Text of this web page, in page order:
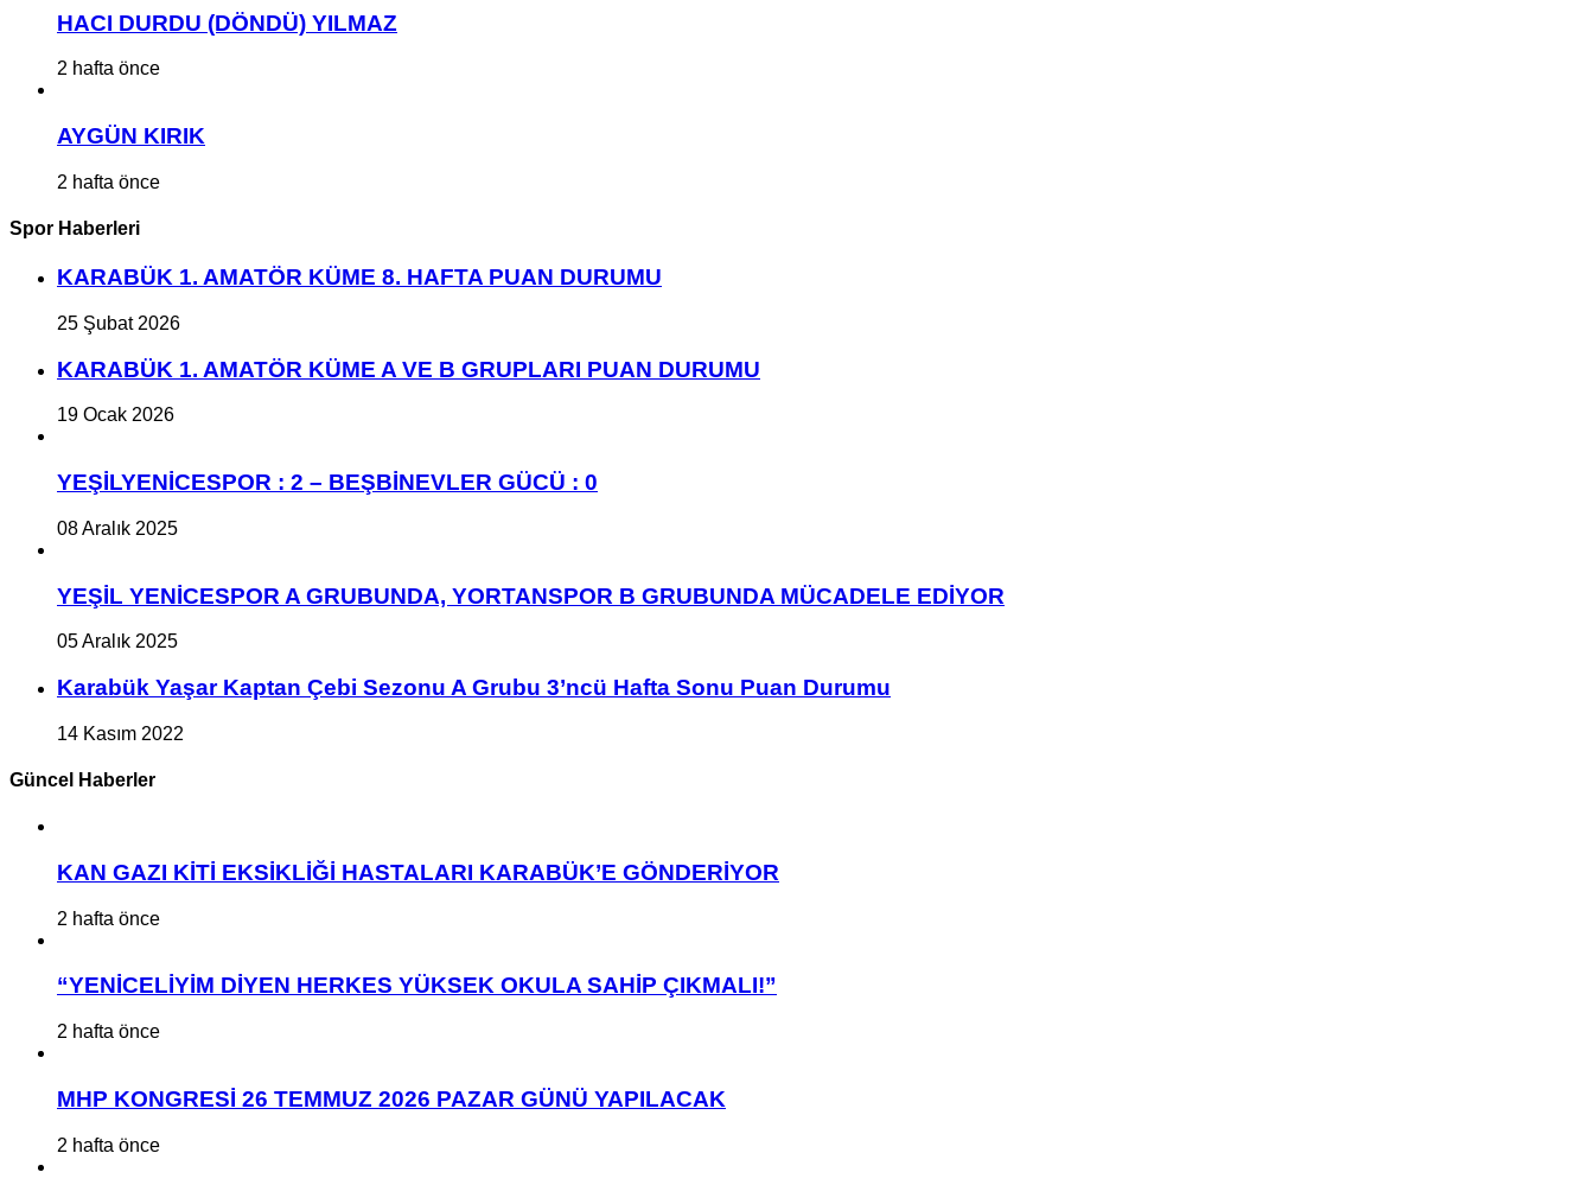
HACI DURDU (DÖNDÜ) YILMAZ
2 hafta önce
AYGÜN KIRIK
2 hafta önce
Spor Haberleri
KARABÜK 1. AMATÖR KÜME 8. HAFTA PUAN DURUMU
25 Şubat 2026
KARABÜK 1. AMATÖR KÜME A VE B GRUPLARI PUAN DURUMU
19 Ocak 2026
YEŞİLYENİCESPOR : 2 – BEŞBİNEVLER GÜCÜ : 0
08 Aralık 2025
YEŞİL YENİCESPOR A GRUBUNDA, YORTANSPOR B GRUBUNDA MÜCADELE EDİYOR
05 Aralık 2025
Karabük Yaşar Kaptan Çebi Sezonu A Grubu 3’ncü Hafta Sonu Puan Durumu
14 Kasım 2022
Güncel Haberler
KAN GAZI KİTİ EKSİKLİĞİ HASTALARI KARABÜK’E GÖNDERİYOR
2 hafta önce
“YENİCELİYİM DİYEN HERKES YÜKSEK OKULA SAHİP ÇIKMALI!”
2 hafta önce
MHP KONGRESİ 26 TEMMUZ 2026 PAZAR GÜNÜ YAPILACAK
2 hafta önce